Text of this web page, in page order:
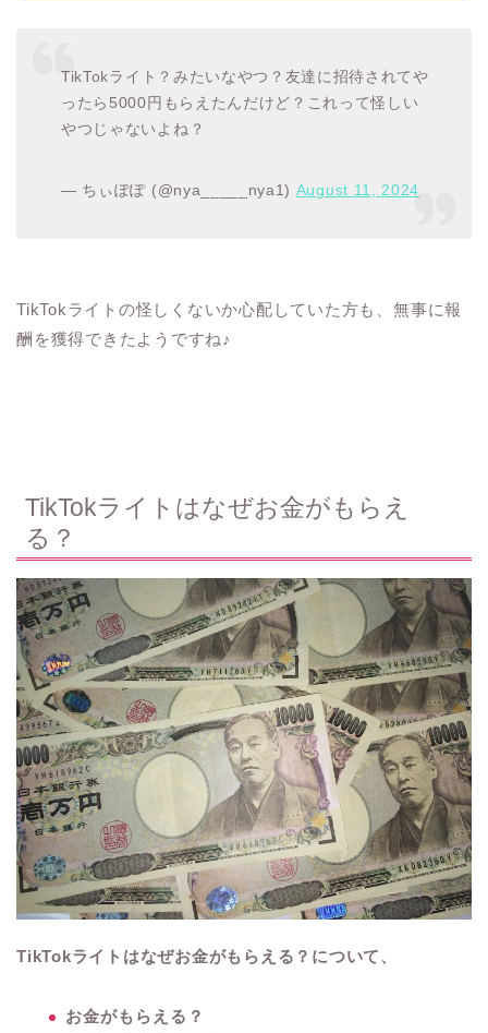
TikTokライト？みたいなやつ？友達に招待されてや
ったら5000円もらえたんだけど？これって怪しい
やつじゃないよね？
— ちぃぽぽ (@nya_____nya1) August 11, 2024
TikTokライトの怪しくないか心配していた方も、無事に報
酬を獲得できたようですね♪
TikTokライトはなぜお金がもらえ
る？
TikTokライトはなぜお金がもらえる？について、
お金がもらえる？